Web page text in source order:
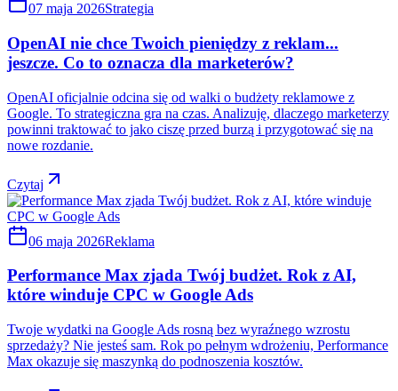
07 maja 2026Strategia
OpenAI nie chce Twoich pieniędzy z reklam...
jeszcze. Co to oznacza dla marketerów?
OpenAI oficjalnie odcina się od walki o budżety reklamowe z
Google. To strategiczna gra na czas. Analizuję, dlaczego marketerzy
powinni traktować to jako ciszę przed burzą i przygotować się na
nowe rozdanie.
Czytaj
06 maja 2026Reklama
Performance Max zjada Twój budżet. Rok z AI,
które winduje CPC w Google Ads
Twoje wydatki na Google Ads rosną bez wyraźnego wzrostu
sprzedaży? Nie jesteś sam. Rok po pełnym wdrożeniu, Performance
Max okazuje się maszynką do podnoszenia kosztów.